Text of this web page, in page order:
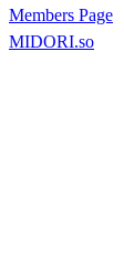
Members Page
MIDORI.so